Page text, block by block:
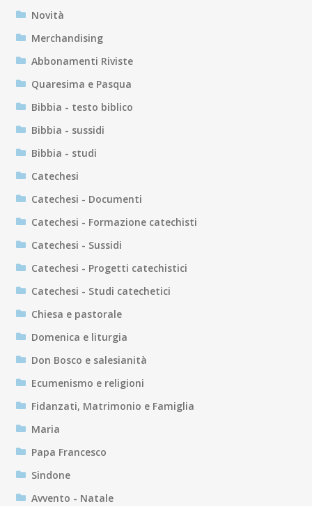
Novità
Merchandising
Abbonamenti Riviste
Quaresima e Pasqua
Bibbia - testo biblico
Bibbia - sussidi
Bibbia - studi
Catechesi
Catechesi - Documenti
Catechesi - Formazione catechisti
Catechesi - Sussidi
Catechesi - Progetti catechistici
Catechesi - Studi catechetici
Chiesa e pastorale
Domenica e liturgia
Don Bosco e salesianità
Ecumenismo e religioni
Fidanzati, Matrimonio e Famiglia
Maria
Papa Francesco
Sindone
Avvento - Natale